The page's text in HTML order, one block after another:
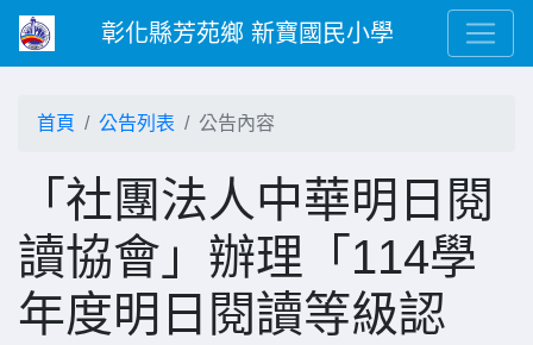
彰化縣芳苑鄉 新寶國民小學
首頁 公告列表 公告內容
「社團法人中華明日閱
讀協會」辦理「114學
年度明日閱讀等級認